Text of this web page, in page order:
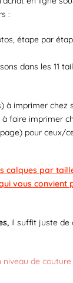
:
étape par
dans les 11
à imprimer chez
faire imprimer
pour ceux/
calques par
vous convient
il suffit juste de
de